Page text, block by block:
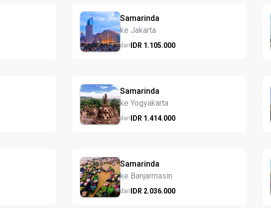
Samarinda
ke Jakarta
dariIDR 1.105.000
Samarinda
ke Yogyakarta
dariIDR 1.414.000
Samarinda
ke Banjarmasin
dariIDR 2.036.000